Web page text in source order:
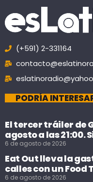
(+591) 2-331164
PODRÍA
El tercer tráiler de
agosto a las 21:00.
6 de agosto de 2026
Eat Out lleva la
calles con un
6 de agosto de 2026